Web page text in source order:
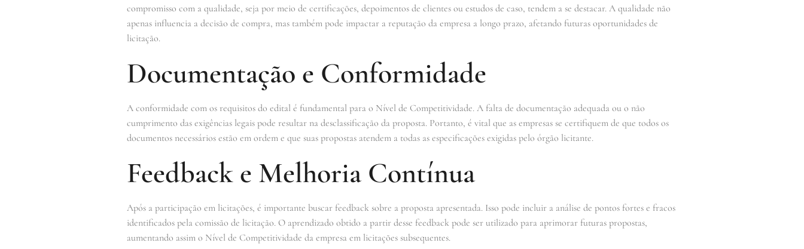
compromisso com a qualidade, seja por meio de certificações, depoimentos de clientes ou estudos de caso, tendem a se destacar. A qualidade não
apenas influencia a decisão de compra, mas também pode impactar a reputação da empresa a longo prazo, afetando futuras oportunidades de
licitação.
Documentação e Conformidade
A conformidade com os requisitos do edital é fundamental para o Nível de Competitividade. A falta de documentação adequada ou o não
cumprimento das exigências legais pode resultar na desclassificação da proposta. Portanto, é vital que as empresas se certifiquem de que todos os
documentos necessários estão em ordem e que suas propostas atendem a todas as especificações exigidas pelo órgão licitante.
Feedback e Melhoria Contínua
Após a participação em licitações, é importante buscar feedback sobre a proposta apresentada. Isso pode incluir a análise de pontos fortes e fracos
identificados pela comissão de licitação. O aprendizado obtido a partir desse feedback pode ser utilizado para aprimorar futuras propostas,
aumentando assim o Nível de Competitividade da empresa em licitações subsequentes.